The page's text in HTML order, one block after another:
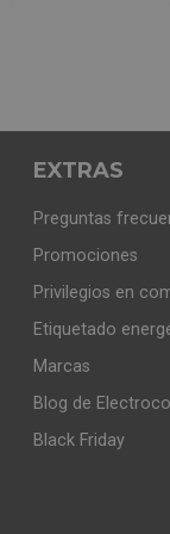
que van desde
que podrás
60cm de largo,
EXTRAS
Preguntas
Promociones
Privilegios en
Etiquetado
Marcas
Blog de
Black Friday